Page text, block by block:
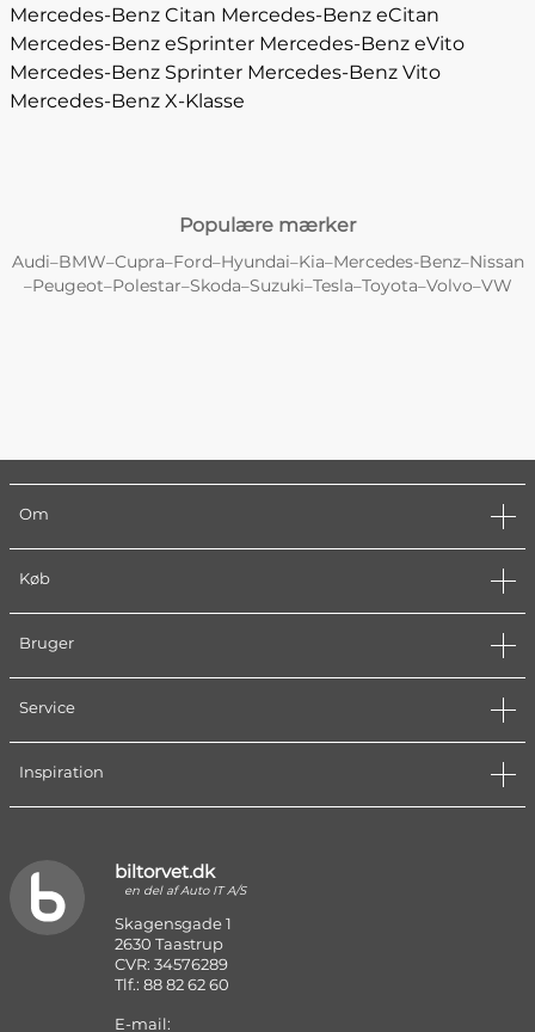
Mercedes-Benz Citan Mercedes-Benz eCitan
Mercedes-Benz eSprinter Mercedes-Benz eVito
Mercedes-Benz Sprinter Mercedes-Benz Vito
Mercedes-Benz X-Klasse
Populære mærker
Audi–BMW–Cupra–Ford–Hyundai–Kia–Mercedes-Benz–Nissan
–Peugeot–Polestar–Skoda–Suzuki–Tesla–Toyota–Volvo–VW
Om
Køb
Bruger
Service
Inspiration
biltorvet.dk
en del af Auto IT A/S
Skagensgade 1
2630 Taastrup
CVR: 34576289
Tlf.: 88 82 62 60
E-mail: